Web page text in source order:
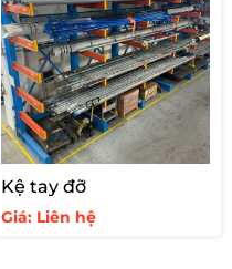
Kệ tay đỡ
Giá: Liên hệ